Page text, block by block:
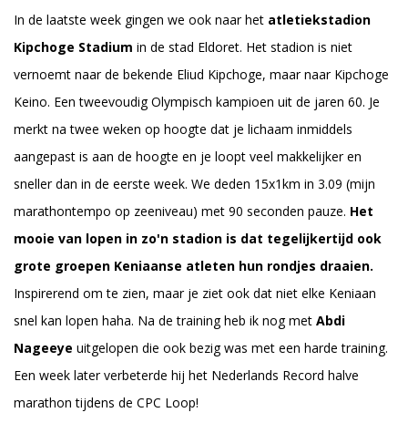
In de laatste week gingen we ook naar het atletiekstadion
Kipchoge Stadium in de stad Eldoret. Het stadion is niet
vernoemt naar de bekende Eliud Kipchoge, maar naar Kipchoge
Keino. Een tweevoudig Olympisch kampioen uit de jaren 60. Je
merkt na twee weken op hoogte dat je lichaam inmiddels
aangepast is aan de hoogte en je loopt veel makkelijker en
sneller dan in de eerste week. We deden 15x1km in 3.09 (mijn
marathontempo op zeeniveau) met 90 seconden pauze. Het
mooie van lopen in zo'n stadion is dat tegelijkertijd ook
grote groepen Keniaanse atleten hun rondjes draaien.
Inspirerend om te zien, maar je ziet ook dat niet elke Keniaan
snel kan lopen haha. Na de training heb ik nog met Abdi
Nageeye uitgelopen die ook bezig was met een harde training.
Een week later verbeterde hij het Nederlands Record halve
marathon tijdens de CPC Loop!